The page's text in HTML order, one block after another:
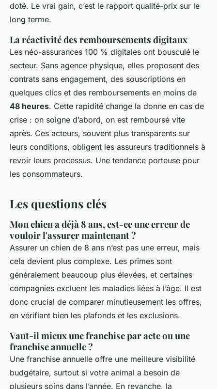
doté. Le vrai gain, c’est le rapport qualité-prix sur le
long terme.
La réactivité des remboursements digitaux
Les néo-assurances 100 % digitales ont bousculé le
secteur. Sans agence physique, elles proposent des
contrats sans engagement, des souscriptions en
quelques clics et des remboursements en moins de
48 heures. Cette rapidité change la donne en cas de
crise : on soigne d’abord, on est remboursé vite
après. Ces acteurs, souvent plus transparents sur
leurs conditions, obligent les assureurs traditionnels à
revoir leurs processus. Une tendance porteuse pour
les consommateurs.
Les questions clés
Mon chien a déjà 8 ans, est-ce une erreur de
vouloir l'assurer maintenant ?
Assurer un chien de 8 ans n’est pas une erreur, mais
cela devient plus complexe. Les primes sont
généralement beaucoup plus élevées, et certaines
compagnies excluent les maladies liées à l’âge. Il est
donc crucial de comparer minutieusement les offres,
en vérifiant bien les plafonds et les exclusions.
Vaut-il mieux une franchise par acte ou une
franchise annuelle ?
Une franchise annuelle offre une meilleure visibilité
budgétaire, surtout si votre animal a besoin de
plusieurs soins dans l’année. En revanche, la